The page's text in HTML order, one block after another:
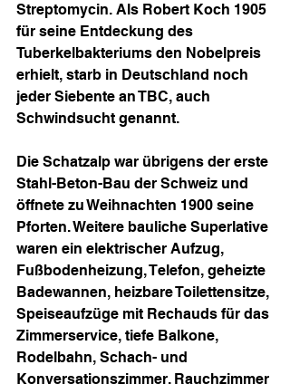
Streptomycin. Als Robert Koch 1905
für seine Entdeckung des
Tuberkelbakteriums den Nobelpreis
erhielt, starb in Deutschland noch
jeder Siebente an TBC, auch
Schwindsucht genannt.
Die Schatzalp war übrigens der erste
Stahl-Beton-Bau der Schweiz und
öffnete zu Weihnachten 1900 seine
Pforten. Weitere bauliche Superlative
waren ein elektrischer Aufzug,
Fußbodenheizung, Telefon, geheizte
Badewannen, heizbare Toilettensitze,
Speiseaufzüge mit Rechauds für das
Zimmerservice, tiefe Balkone,
Rodelbahn, Schach- und
Konversationszimmer, Rauchzimmer